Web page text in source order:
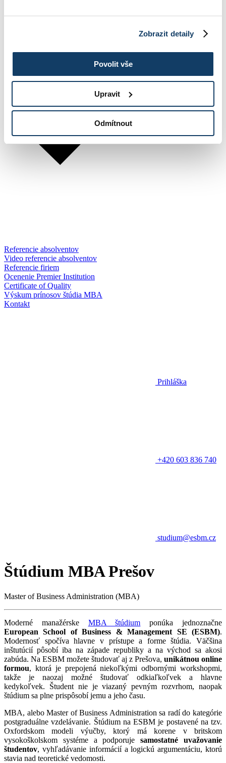
Zobrazit detaily
Povolit vše
Upravit
Odmítnout
Referencie absolventov
Video referencie absolventov
Referencie firiem
Ocenenie Premier Institution
Certificate of Quality
Výskum prínosov štúdia MBA
Kontakt
Prihláška
+420 603 836 740
studium@esbm.cz
Štúdium MBA Prešov
Master of Business Administration (MBA)
Moderné manažérske MBA štúdium ponúka jednoznačne
European School of Business & Management SE (ESBM).
Modernosť spočíva hlavne v prístupe a forme štúdia. Väčšina
inštutúcií pôsobí iba na západe republiky a na východ sa akosi
zabúda. Na ESBM možete študovať aj z Prešova, unikátnou online
formou, ktorá je prepojená niekoľkými odbornými workshopmi,
takže je naozaj možné študovať odkiaľkoľvek a hlavne
kedykoľvek. Študent nie je viazaný pevným rozvrhom, naopak
štúdium sa plne prispôsobí jemu a jeho času.
MBA, alebo Master of Business Administration sa radí do kategórie
postgraduálne vzdelávanie. Štúdium na ESBM je postavené na tzv.
Oxfordskom modeli výučby, ktorý má korene v britskom
vysokoškolskom systéme a podporujesamostatné uvažovanie
študentov, vyhľadávanie informácií a logickú argumentáciu, ktorú
stavia nad teoretické vedomosti.